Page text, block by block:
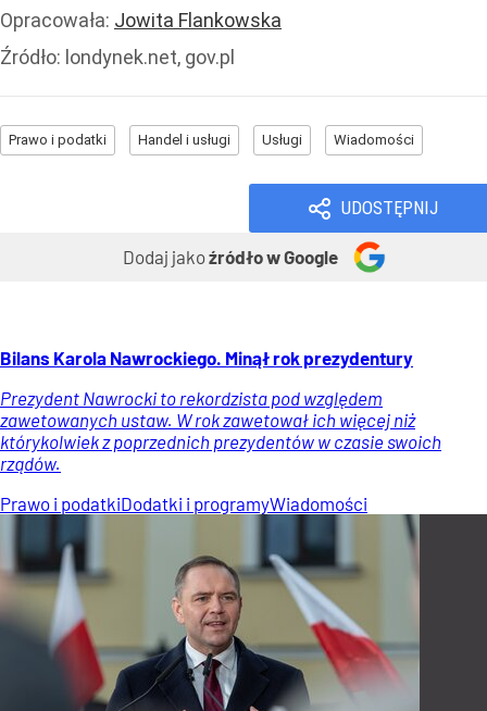
Opracowała: Jowita Flankowska
Źródło: londynek.net, gov.pl
Prawo i podatki Handel i usługi Usługi Wiadomości
UDOSTĘPNIJ
Dodaj jakoźródło w Google
Bilans Karola Nawrockiego. Minął rok prezydentury
Prezydent Nawrocki to rekordzista pod względem
zawetowanych ustaw. W rok zawetował ich więcej niż
którykolwiek z poprzednich prezydentów w czasie swoich
rządów.
Prawo i podatkiDodatki i programyWiadomości